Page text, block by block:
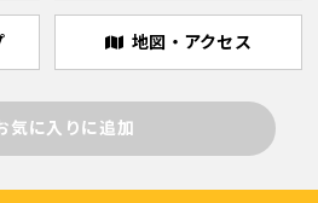
地図・アクセス
気に入りに追加